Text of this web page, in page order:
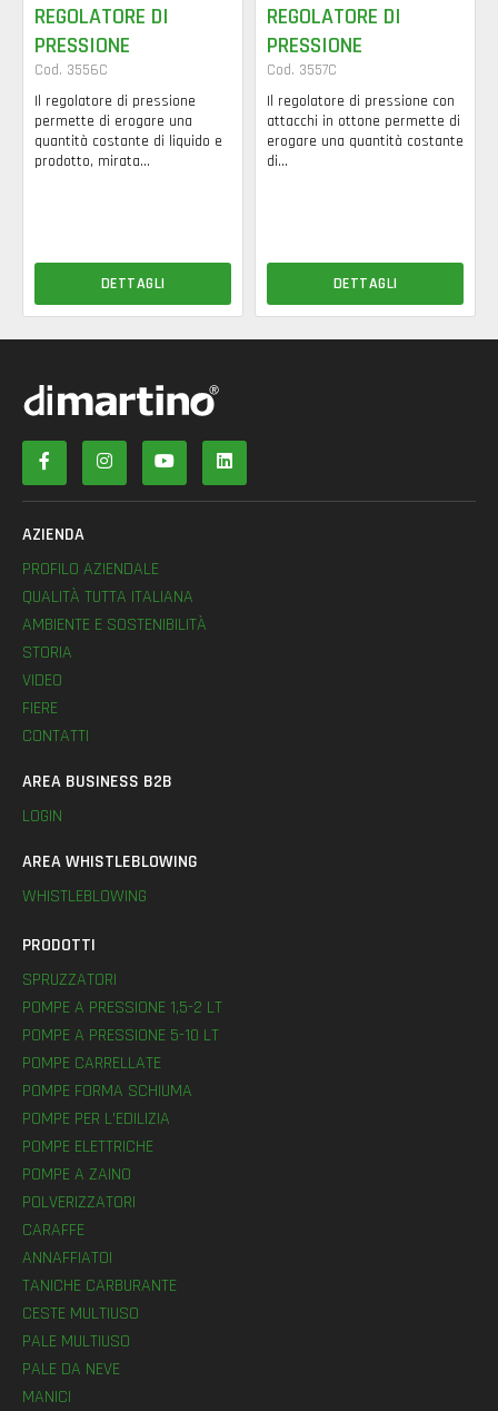
REGOLATORE DI
PRESSIONE
Cod. 3556C
Il regolatore di pressione
permette di erogare una
quantità costante di liquido e
prodotto, mirata...
DETTAGLI
REGOLATORE DI
PRESSIONE
Cod. 3557C
Il regolatore di pressione con
attacchi in ottone permette di
erogare una quantità costante
di...
DETTAGLI
AZIENDA
PROFILO AZIENDALE
QUALITÀ TUTTA ITALIANA
AMBIENTE E SOSTENIBILITÀ
STORIA
VIDEO
FIERE
CONTATTI
AREA BUSINESS B2B
LOGIN
AREA WHISTLEBLOWING
WHISTLEBLOWING
PRODOTTI
SPRUZZATORI
POMPE A PRESSIONE 1,5-2 LT
POMPE A PRESSIONE 5-10 LT
POMPE CARRELLATE
POMPE FORMA SCHIUMA
POMPE PER L’EDILIZIA
POMPE ELETTRICHE
POMPE A ZAINO
POLVERIZZATORI
CARAFFE
ANNAFFIATOI
TANICHE CARBURANTE
CESTE MULTIUSO
PALE MULTIUSO
PALE DA NEVE
MANICI